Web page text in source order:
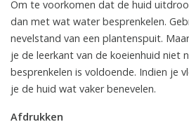
Om te voorkomen dat de huid
dan met wat water besprenkelen.
nevelstand van een plantenspuit.
je de leerkant van de koeienhuid niet
besprenkelen is voldoende. Indien je
je de huid wat vaker benevelen.
Afdrukken